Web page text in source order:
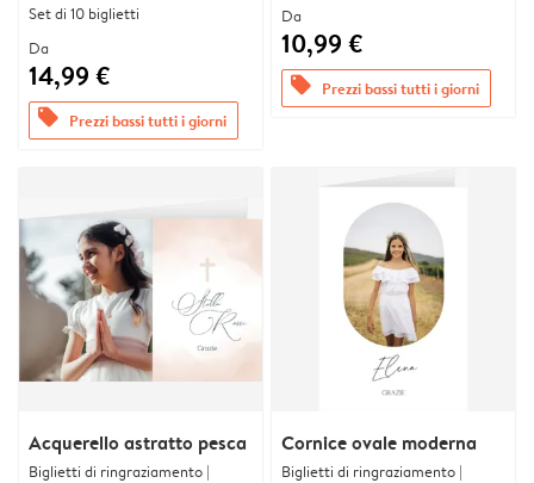
Set di 10 biglietti
Da
14,99 €
offers Prezzi bassi tutti i giorni
Da
10,99 €
offers Prezzi bassi tutti i giorni
Acquerello astratto pesca
Biglietti di ringraziamento |
Cornice ovale moderna
Biglietti di ringraziamento |